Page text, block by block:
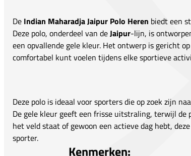
De Indian Maharadja Jaipur Polo Heren biedt een
Deze polo, onderdeel van deJaipur-lijn, is
een opvallende gele kleur. Het ontwerp is gericht
comfortabel kunt voelen tijdens elke sportieve
Deze polo is ideaal voor sporters die op zoek zijn
De gele kleur geeft een frisse uitstraling, terwijl de
het veld staat of gewoon een actieve dag hebt,
sporter.
Kenmerken: